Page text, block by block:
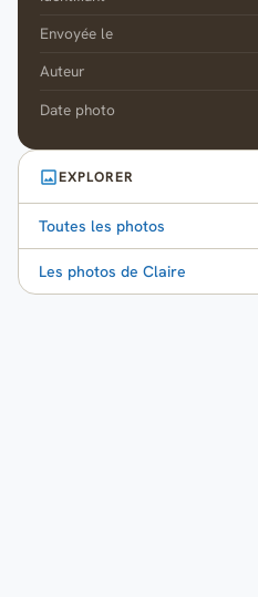
Envoyée le
Auteur
Date photo
EXPLORER
Toutes les photos
Les photos de Claire